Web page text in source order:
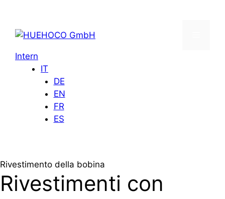
contenuto
Intern
IT
DE
EN
FR
ES
Rivestimento della bobina
Rivestimenti con